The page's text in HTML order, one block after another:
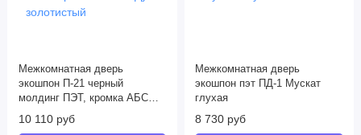
Межкомнатная дверь
экошпон П-21 черный
молдинг ПЭТ, кромка АБС
черная c 4-х ст Дуб
золотистый
10 110 руб
Межкомнатная дверь
экошпон пэт ПД-1 Мускат
глухая
8 730 руб